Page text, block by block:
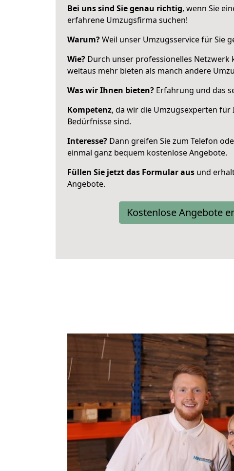
Bei uns sind Sie genau richtig, wenn Sie
erfahrene Umzugsfirma suchen!
Warum?Weil unser Umzugsservice für Sie
Wie? Durch unser professionelles Netzwerk
weitaus mehr bieten als manch andere
Was wir Ihnen bieten? Erfahrung und das
Kompetenz, da wir die Umzugsexperten für
Bedürfnisse sind.
Interesse? Dann greifen Sie zum Telefon
einmal ganz bequem kostenlose Angebote.
Füllen Sie jetzt das Formular aus und
Angebote.
Kostenlose Angebote